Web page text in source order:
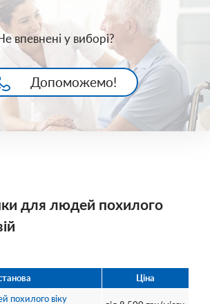
впевнені у виборі?
Допоможемо!
для людей похилого
Ціна
похилого віку